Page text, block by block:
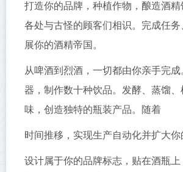
打造你的品牌，种植作物，酿造酒
各处与古怪的顾客们相识。完成任
展你的酒精帝国。
从啤酒到烈酒，一切都由你亲手完
器，制作数十种饮品。发酵、蒸馏
味，创造独特的瓶装产品。随着
时间推移，实现生产自动化并扩大你
设计属于你的品牌标志，贴在酒瓶